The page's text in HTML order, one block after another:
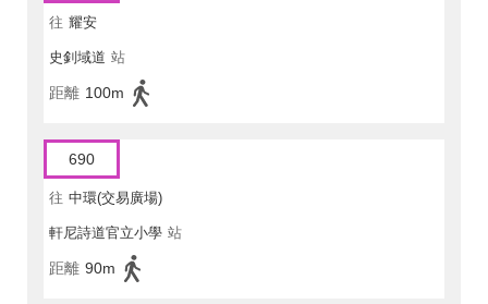
往 耀安
史釗域道 站
距離 100m
690
往 中環(交易廣場)
軒尼詩道官立小學 站
距離 90m